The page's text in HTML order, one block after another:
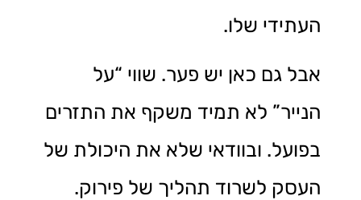
העתידי שלו.
אבל גם כאן יש פער. שווי “על
הנייר” לא תמיד משקף את התזרים
בפועל. ובוודאי שלא את היכולת של
העסק לשרוד תהליך של פירוק.